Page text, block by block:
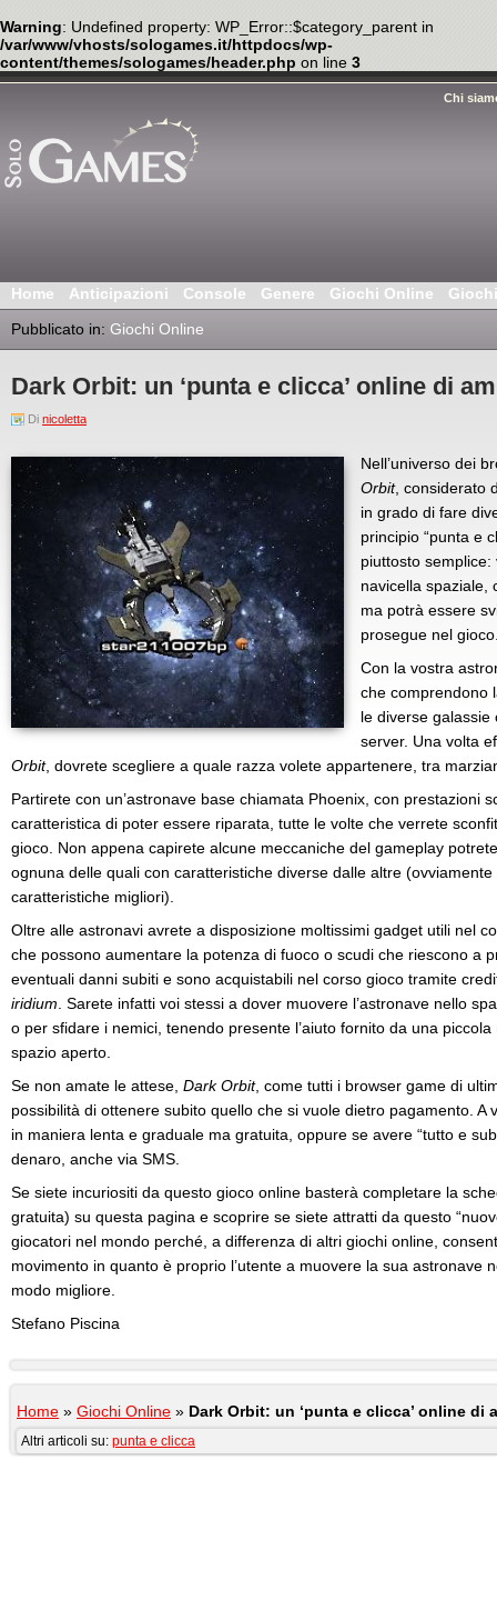
Warning: Undefined property: WP_Error::$category_parent in
/var/www/vhosts/sologames.it/httpdocs/wp-
content/themes/sologames/header.php on line 3
Chi
Home Anticipazioni Console Genere Giochi Online
Pubblicato in: Giochi Online
Dark Orbit: un ‘punta e clicca’ online di
Di nicoletta
Nell’universo dei
Orbit, considerato
in grado di fare
principio “punta e
piuttosto
navicella spaziale,
ma potrà essere
prosegue nel
Con la vostra
che comprendono
le diverse
server. Una volta
Orbit, dovrete scegliere a quale razza volete appartenere, tra
Partirete con un’astronave base chiamata Phoenix, con prestazioni
caratteristica di poter essere riparata, tutte le volte che verrete
gioco. Non appena capirete alcune meccaniche del gameplay
ognuna delle quali con caratteristiche diverse dalle altre
caratteristiche migliori).
Oltre alle astronavi avrete a disposizione moltissimi gadget utili nel
che possono aumentare la potenza di fuoco o scudi che riescono a
eventuali danni subiti e sono acquistabili nel corso gioco tramite
iridium . Sarete infatti voi stessi a dover muovere l’astronave nello
o per sfidare i nemici, tenendo presente l’aiuto fornito da una
spazio aperto.
Se non amate le attese, Dark Orbit, come tutti i browser game di
possibilità di ottenere subito quello che si vuole dietro pagamento. A
in maniera lenta e graduale ma gratuita, oppure se avere “tutto e
denaro, anche via SMS.
Se siete incuriositi da questo gioco online basterà completare la
gratuita) su questa pagina e scoprire se siete attratti da questo
giocatori nel mondo perché, a differenza di altri giochi online,
movimento in quanto è proprio l’utente a muovere la sua astronave
modo migliore.
Stefano Piscina
Home » Giochi Online » Dark Orbit: un ‘punta e clicca’ online di
Altri articoli su: punta e clicca